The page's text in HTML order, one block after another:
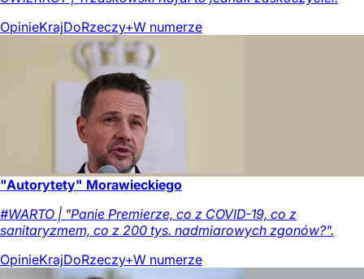
OpinieKrajDoRzeczy+W numerze
"Autorytety" Morawieckiego
#WARTO | "Panie Premierze, co z COVID-19, co z
sanitaryzmem, co z 200 tys. nadmiarowych zgonów?".
OpinieKrajDoRzeczy+W numerze